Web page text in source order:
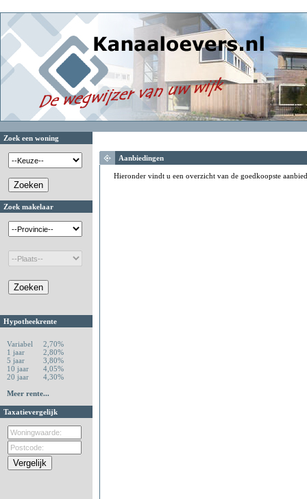
Zoek een woning
Zoek makelaar
Hypotheekrente
Variabel
2,70%
1 jaar
2,80%
5 jaar
3,80%
10 jaar
4,05%
20 jaar
4,30%
Meer rente...
Taxatievergelijk
Aanbiedingen
Hieronder vindt u een overzicht van de goedkoopste